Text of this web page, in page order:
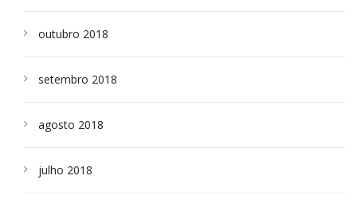
outubro 2018
setembro 2018
agosto 2018
julho 2018